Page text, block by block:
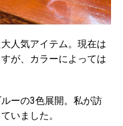
人気アイテム。現在は
が、カラーによっては
ーの3色展開。私が訪
いました。